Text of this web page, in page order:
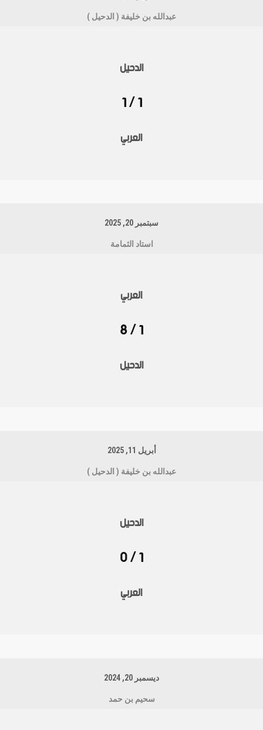
عبدالله بن خليفة ( الدحيل )
الدحيل
1 / 1
العربي
سبتمبر 20, 2025
استاد الثمامة
العربي
1 / 8
الدحيل
أبريل 11, 2025
عبدالله بن خليفة ( الدحيل )
الدحيل
1 / 0
العربي
ديسمبر 20, 2024
سحيم بن حمد